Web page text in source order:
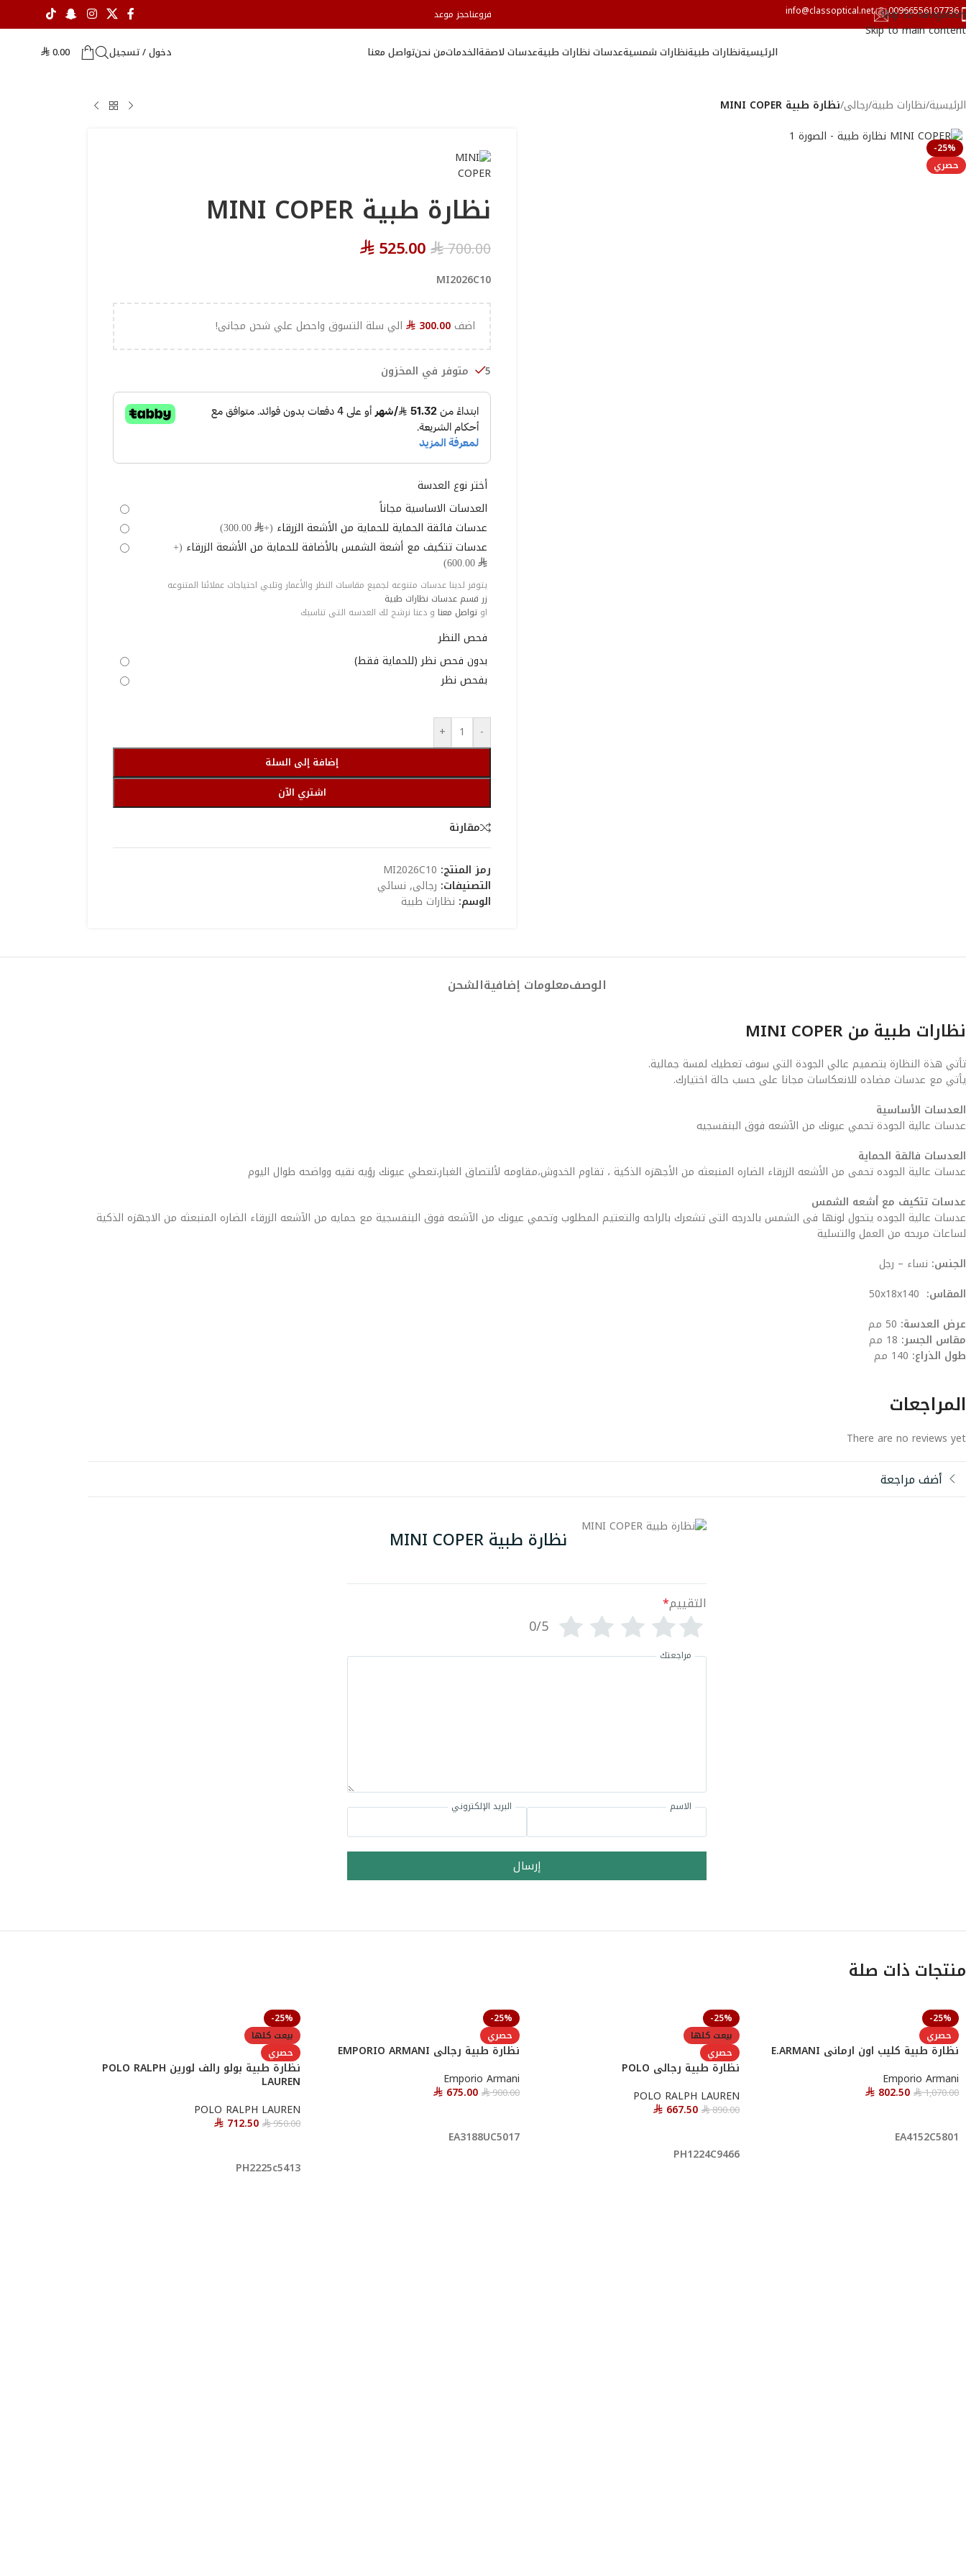
Skip to navigation
Skip to main content
00966556107736
info@classoptical.net فروعناحجز موعد
الرئيسيةنظارات طبيةنظارات شمسيةعدسات نظارات طبيةعدسات لاصقةالخدماتمن نحنتواصل معنا دخول / تسجيل ⃁ 0.00
الرئيسية/نظارات طبية/رجالى/نظارة طبية MINI COPER
-25%
حصري
نظارة طبية MINI COPER
⃁700.00
⃁525.00
MI2026C10
اضف ⃁ 300.00 الي سلة التسوق واحصل علي شحن مجانى!
5 متوفر في المخزون
أختر نوع العدسة
العدسات الاساسية مجاناً
عدسات فائقة الحماية للحماية من الأشعة الزرقاء (+⃁ 300.00)
عدسات تتكيف مع أشعة الشمس بالأضافة للحماية من الأشعة الزرقاء (+
⃁ 600.00)
يتوفر لدينا عدسات متنوعه لجميع مقاسات النظر والأعمار وتلبي احتياجات عملائنا المتنوعه
زر قسم عدسات نظارات طبية
او تواصل معنا و دعنا نرشح لك العدسه التى تناسبك
فحص النظر
بدون فحص نظر (للحماية فقط)
بفحص نظر
-
+
إضافة إلى السلة
اشتري الآن
مقارنة
رمز المنتج: MI2026C10
التصنيفات: رجالى, نسائي
الوسم: نظارات طبية
الوصفمعلومات إضافيةالشحن
نظارات طبية من MINI COPER
تأتي هذة النظارة بتصميم عالي الجودة التي سوف تعطيك لمسة جمالية.
يأتي مع عدسات مضاده للانعكاسات مجانا على حسب حالة اختيارك.
العدسات الأساسية
عدسات عالية الجودة تحمي عيونك من الآشعه فوق البنفسجيه
العدسات فائقة الحماية
عدسات عالية الجوده تحمى من الأشعه الزرقاء الضاره المنبعثه من الأجهزه الذكية ، تقاوم الخدوش،مقاومه لألتصاق الغبار،تعطي عيونك رؤيه نقيه وواضحه طوال اليوم
عدسات تتكيف مع أشعه الشمس
عدسات عالية الجوده يتحول لونها فى الشمس بالدرجه التى تشعرك بالراحه والتعتيم المطلوب وتحمي عيونك من الآشعه فوق البنفسجية مع حمايه من الآشعه الزرقاء الضاره المنبعثه من الاجهزه الذكية
لساعات مريحه من العمل والتسلية
الجنس: نساء – رجل
المقاس:
عرض العدسة:
مقاس الجسر:
طول الذراع:
المراجعات
There are no reviews yet
أضف مراجعة
نظارة طبية MINI COPER
التقييم*
0/5
مراجعتك
الاسم البريد الإلكتروني
إرسال
منتجات ذات صلة
-25%
حصري
نظارة طبية كليب اون ارمانى E.ARMANI
Emporio Armani
⃁1,070.00
⃁ 802.50
EA4152C5801
-25%
بيعت كلها
حصري
نظارة طبية رجالى POLO
POLO RALPH LAUREN
⃁890.00
⃁667.50
PH1224C9466
-25%
حصري
نظارة طبية رجالى EMPORIO ARMANI
Emporio Armani
⃁900.00
⃁ 675.00
EA3188UC5017
-25%
بيعت كلها
حصري
نظارة طبية بولو رالف لورين POLO RALPH
LAUREN
POLO RALPH LAUREN
⃁950.00
⃁712.50
PH2225c5413